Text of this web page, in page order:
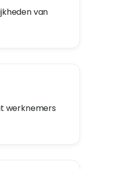
van
werknemers